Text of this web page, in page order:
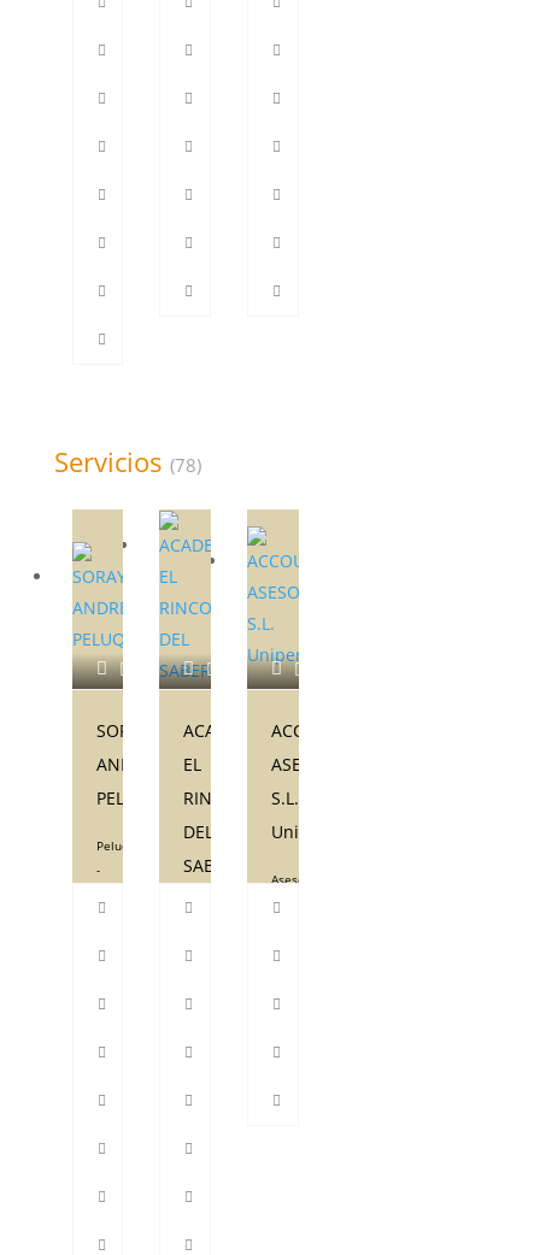
609043966
Servicios (78)
SORAYA
ANDREU
PELUQUERÍA
Peluquería
-
de
Tías
928511873
ACADEMIA
EL
RINCON
DEL
SABER
Academia
ACCOUNTING
ASESORES
S.L.
Unipersonal
Asesoría
fiscal,
y
Tías
928524056